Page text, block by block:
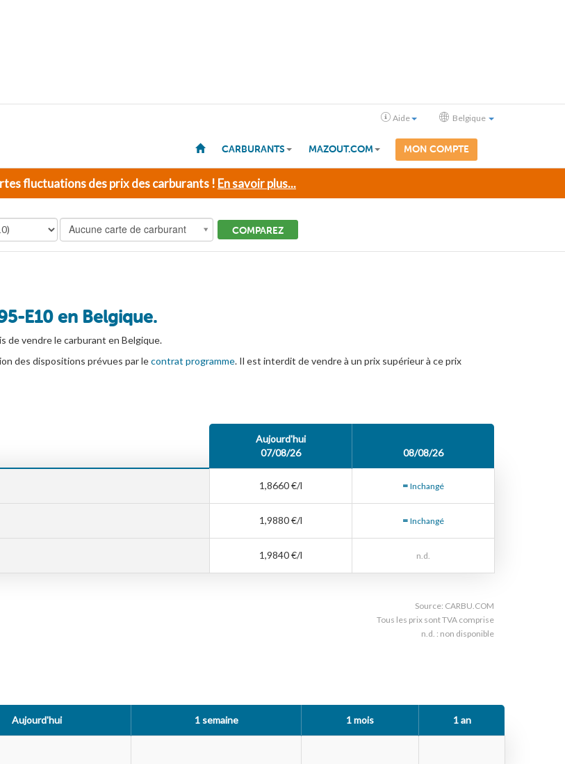
Aide Belgique
CARBURANTS MAZOUT.COM MON COMPTE
fluctuations des prix des carburants ! En savoir plus...
Aucune carte de carburant COMPAREZ
E10 en Belgique.
de vendre le carburant en Belgique.
des dispositions prévues par lecontrat programme. Il est interdit de vendre à un prix supérieur à ce prix
Aujourd'hui
07/08/26
08/08/26
1,8660 €/l = Inchangé
1,9880 €/l = Inchangé
1,9840 €/l n.d.
Source: CARBU.COM
Tous les prix sont TVA comprise
n.d. : non disponible
Aujourd'hui 1 semaine 1 mois 1 an